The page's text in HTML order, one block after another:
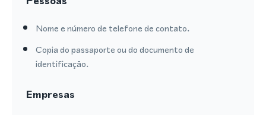
Nome e número de telefone de contato.
Copia do passaporte ou do documento de
identificação.
Empresas